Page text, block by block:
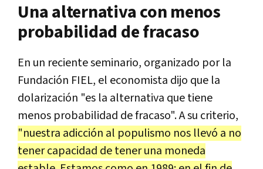
Una alternativa con menos
probabilidad de fracaso
En un reciente seminario, organizado por la
Fundación FIEL, el economista dijo que la
dolarización "es la alternativa que tiene
menos probabilidad de fracaso". A su criterio,
"nuestra adicción al populismo nos llevó a no
tener capacidad de tener una moneda